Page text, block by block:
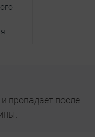
пропадает после